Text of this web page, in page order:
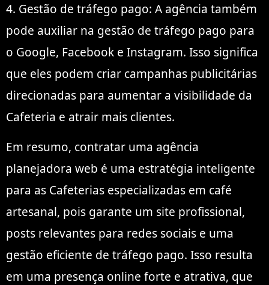
4. Gestão de tráfego pago: A agência também
pode auxiliar na gestão de tráfego pago para
o Google, Facebook e Instagram. Isso significa
que eles podem criar campanhas publicitárias
direcionadas para aumentar a visibilidade da
Cafeteria e atrair mais clientes.
Em resumo, contratar uma agência
planejadora web é uma estratégia inteligente
para as Cafeterias especializadas em café
artesanal, pois garante um site profissional,
posts relevantes para redes sociais e uma
gestão eficiente de tráfego pago. Isso resulta
em uma presença online forte e atrativa, que